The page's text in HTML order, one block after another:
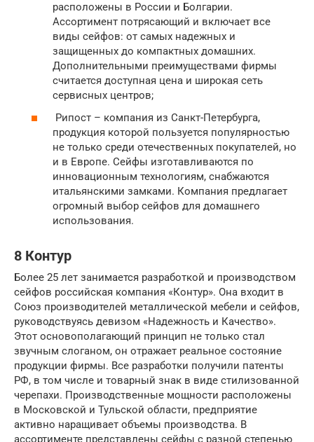
расположены в России и Болгарии.
Ассортимент потрясающий и включает все
виды сейфов: от самых надежных и
защищенных до компактных домашних.
Дополнительными преимуществами фирмы
считается доступная цена и широкая сеть
сервисных центров;
Рипост – компания из Санкт-Петербурга,
продукция которой пользуется популярностью
не только среди отечественных покупателей, но
и в Европе. Сейфы изготавливаются по
инновационным технологиям, снабжаются
итальянскими замками. Компания предлагает
огромный выбор сейфов для домашнего
использования.
8 Контур
Более 25 лет занимается разработкой и производством
сейфов российская компания «Контур». Она входит в
Союз производителей металлической мебели и сейфов,
руководствуясь девизом «Надежность и Качество».
Этот основополагающий принцип не только стал
звучным слоганом, он отражает реальное состояние
продукции фирмы. Все разработки получили патенты
РФ, в том числе и товарный знак в виде стилизованной
черепахи. Производственные мощности расположены
в Московской и Тульской области, предприятие
активно наращивает объемы производства. В
ассортименте представлены сейфы с разной степенью